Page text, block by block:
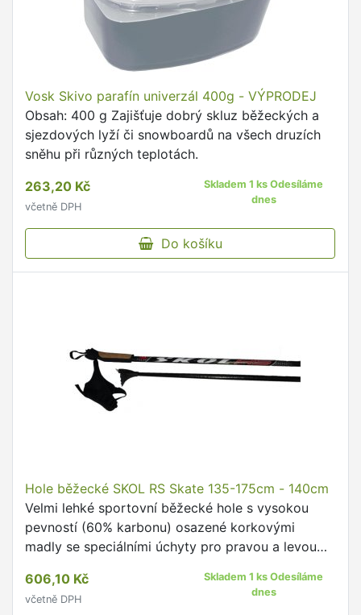
Vosk Skivo parafín univerzál 400g - VÝPRODEJ
Obsah: 400 g Zajišťuje dobrý skluz běžeckých a
sjezdových lyží či snowboardů na všech druzích
sněhu při různých teplotách.
263,20 Kč
včetně DPH
Skladem 1 ks Odesíláme
dnes
Do košíku
Hole běžecké SKOL RS Skate 135-175cm - 140cm
Velmi lehké sportovní běžecké hole s vysokou
pevností (60% karbonu) osazené korkovými
madly se speciálními úchyty pro pravou a levou
606,10 Kč
včetně DPH
Skladem 1 ks Odesíláme
dnes